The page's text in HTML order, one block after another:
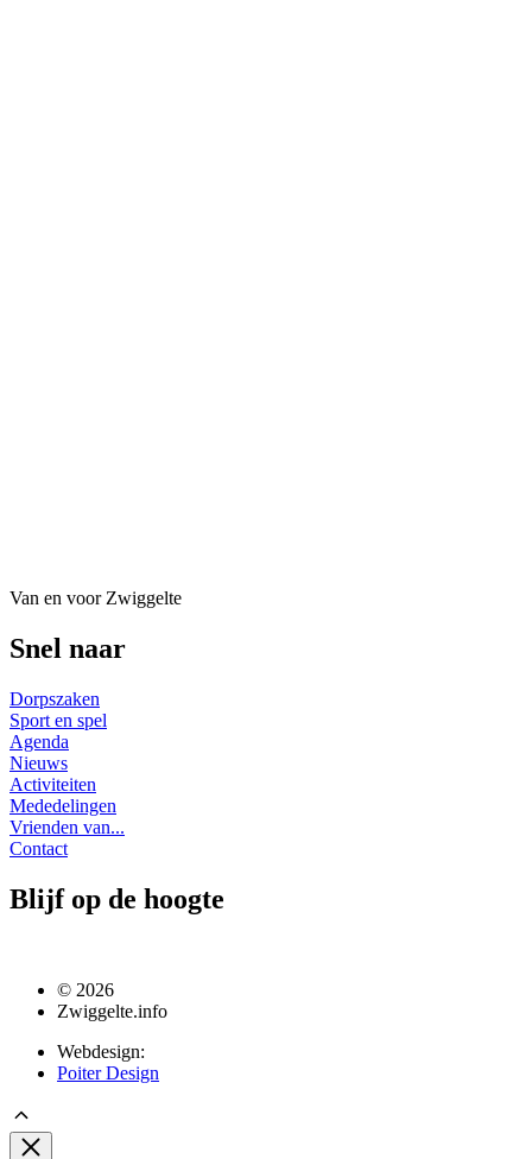
Van en voor Zwiggelte
Snel naar
Dorpszaken
Sport en spel
Agenda
Nieuws
Activiteiten
Mededelingen
Vrienden van...
Contact
Blijf op de hoogte
© 2026
Zwiggelte.info
Webdesign:
Poiter Design